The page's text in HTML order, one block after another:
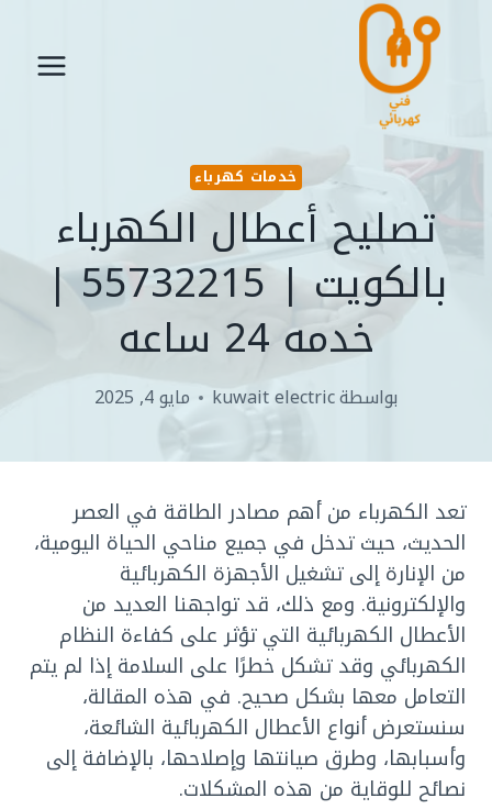
التجاوز
المحتوى
خدمات كهرباء
تصليح أعطال الكهرباء
بالكويت | 55732215 |
خدمه 24 ساعه
بواسطةkuwait electric مايو 4, 2025
تعد الكهرباء من أهم مصادر الطاقة في العصر
الحديث، حيث تدخل في جميع مناحي الحياة اليومية،
من الإنارة إلى تشغيل الأجهزة الكهربائية
والإلكترونية. ومع ذلك، قد تواجهنا العديد من
الأعطال الكهربائية التي تؤثر على كفاءة النظام
الكهربائي وقد تشكل خطرًا على السلامة إذا لم يتم
التعامل معها بشكل صحيح. في هذه المقالة،
سنستعرض أنواع الأعطال الكهربائية الشائعة،
وأسبابها، وطرق صيانتها وإصلاحها، بالإضافة إلى
نصائح للوقاية من هذه المشكلات.